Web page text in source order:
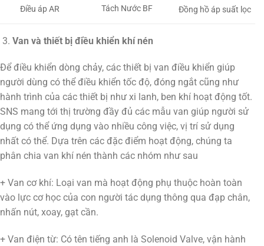
Điều áp AR Tách Nước BF Đồng hồ áp suất lọc
Van và thiết bị điều khiển khí nén
Để điều khiển dòng chảy, các thiết bị van điều khiển giúp
người dùng có thể điều khiển tốc độ, đóng ngắt cũng như
hành trình của các thiết bị như xi lanh, ben khí hoạt động tốt.
SNS mang tới thị trường đầy đủ các mẫu van giúp người sử
dụng có thể ứng dụng vào nhiều công việc, vị trí sử dụng
nhất có thể. Dựa trên các đặc điểm hoạt động, chúng ta
phân chia van khí nén thành các nhóm như sau
+ Van cơ khí: Loại van mà hoạt động phụ thuộc hoàn toàn
vào lực cơ học của con người tác dụng thông qua đạp chân,
nhấn nút, xoay, gạt cần.
+ Van điện từ: Có tên tiếng anh là Solenoid Valve, vận hành